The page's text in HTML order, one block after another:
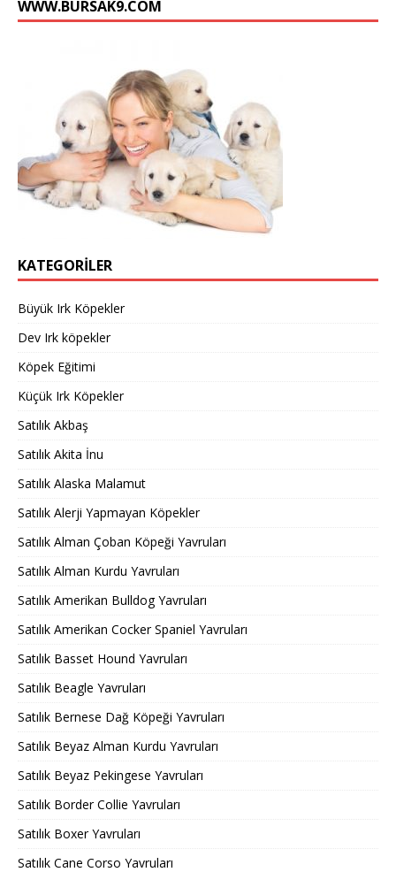
WWW.BURSAK9.COM
KATEGORILER
Büyük Irk Köpekler
Dev Irk köpekler
Köpek Eğitimi
Küçük Irk Köpekler
Satılık Akbaş
Satılık Akita İnu
Satılık Alaska Malamut
Satılık Alerji Yapmayan Köpekler
Satılık Alman Çoban Köpeği Yavruları
Satılık Alman Kurdu Yavruları
Satılık Amerikan Bulldog Yavruları
Satılık Amerikan Cocker Spaniel Yavruları
Satılık Basset Hound Yavruları
Satılık Beagle Yavruları
Satılık Bernese Dağ Köpeği Yavruları
Satılık Beyaz Alman Kurdu Yavruları
Satılık Beyaz Pekingese Yavruları
Satılık Border Collie Yavruları
Satılık Boxer Yavruları
Satılık Cane Corso Yavruları